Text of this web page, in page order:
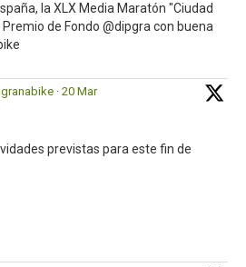
la XLX Media Maratón "Ciudad
de Fondo @dipgra con buena
· 20 Mar
previstas para este fin de